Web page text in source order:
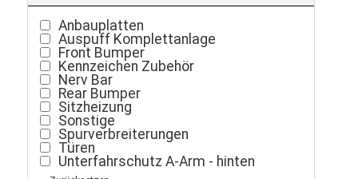
Anbauplatten
Auspuff Komplettanlage
Front Bumper
Kennzeichen Zubehör
Nerv Bar
Rear Bumper
Sitzheizung
Sonstige
Spurverbreiterungen
Türen
Unterfahrschutz A-Arm - hinten
Unterfahrschutz A-Arm - vorne